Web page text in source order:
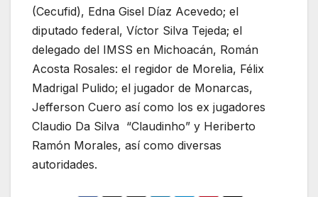
(Cecufid), Edna Gisel Díaz Acevedo; el
diputado federal, Víctor Silva Tejeda; el
delegado del IMSS en Michoacán, Román
Acosta Rosales: el regidor de Morelia, Félix
Madrigal Pulido; el jugador de Monarcas,
Jefferson Cuero así como los ex jugadores
Claudio Da Silva “Claudinho” y Heriberto
Ramón Morales, así como diversas
autoridades.